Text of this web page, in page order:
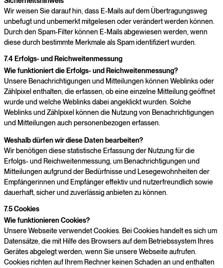
Wir weisen Sie darauf hin, dass E-Mails auf dem Übertragungsweg
unbefugt und unbemerkt mitgelesen oder verändert werden können.
Durch den Spam-Filter können E-Mails abgewiesen werden, wenn
diese durch bestimmte Merkmale als Spam identifiziert wurden.
7.4 Erfolgs- und Reichweitenmessung
Wie funktioniert die Erfolgs- und Reichweitenmessung?
Unsere Benachrichtigungen und Mitteilungen können Weblinks oder
Zählpixel enthalten, die erfassen, ob eine einzelne Mitteilung geöffnet
wurde und welche Weblinks dabei angeklickt wurden. Solche
Weblinks und Zählpixel können die Nutzung von Benachrichtigungen
und Mitteilungen auch personenbezogen erfassen.
Weshalb dürfen wir diese Daten bearbeiten?
Wir benötigen diese statistische Erfassung der Nutzung für die
Erfolgs- und Reichweitenmessung, um Benachrichtigungen und
Mitteilungen aufgrund der Bedürfnisse und Lesegewohnheiten der
Empfängerinnen und Empfänger effektiv und nutzerfreundlich sowie
dauerhaft, sicher und zuverlässig anbieten zu können.
7.5 Cookies
Wie funktionieren Cookies?
Unsere Webseite verwendet Cookies. Bei Cookies handelt es sich um
Datensätze, die mit Hilfe des Browsers auf dem Betriebssystem Ihres
Gerätes abgelegt werden, wenn Sie unsere Webseite aufrufen.
Cookies richten auf Ihrem Rechner keinen Schaden an und enthalten